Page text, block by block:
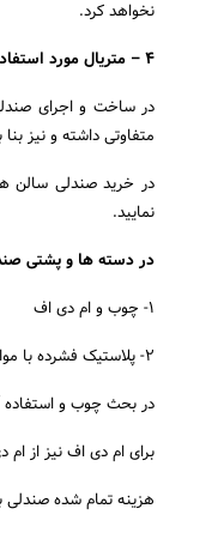
نخواهد کرد.
4 – متریال مورد استفاده در دسته و پشتی های صندلی ها :
در ساخت و اجرای
متفاوتی داشته و نیز
در خرید صندلی سالن
نمایید.
در دسته ها و پشتی
1- چوب و ام دی اف
2- پلاستیک فشرده با مواد اولیه درجه یک
در بحث چوب و استفاده
برای ام دی اف نیز از ام دی اف روکش دار
هزینه تمام شده صندلی